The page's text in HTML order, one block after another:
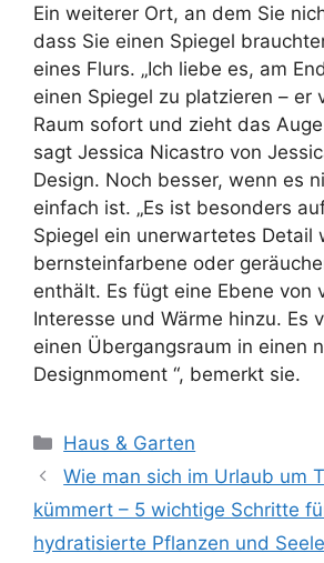
Ein weiterer Ort, an dem Sie
dass Sie einen Spiegel
eines Flurs. „Ich liebe es, am
einen Spiegel zu platzieren – er
Raum sofort und zieht das Auge
sagt Jessica Nicastro von
Design. Noch besser, wenn es
einfach ist. „Es ist besonders
Spiegel ein unerwartetes Detail
bernsteinfarbene oder
enthält. Es fügt eine Ebene von
Interesse und Wärme hinzu. Es
einen Übergangsraum in einen
Designmoment “, bemerkt sie.
Kategorien
Haus & Garten
Wie man sich im Urlaub um
kümmert – 5 wichtige Schritte
hydratisierte Pflanzen und